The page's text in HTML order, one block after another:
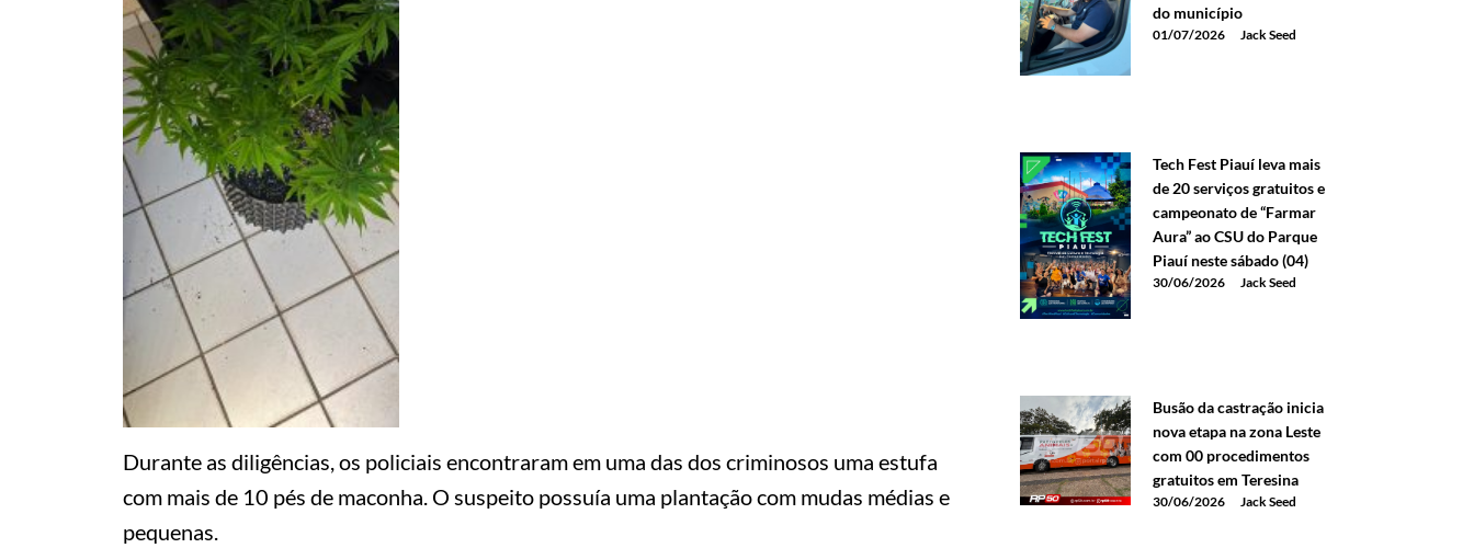
Durante as diligências, os policiais encontraram em uma das dos criminosos uma estufa
com mais de 10 pés de maconha. O suspeito possuía uma plantação com mudas médias e
pequenas.
do município
01/07/2026 Jack Seed
Tech Fest Piauí leva mais
de 20 serviços gratuitos e
campeonato de “Farmar
Aura” ao CSU do Parque
Piauí neste sábado (04)
30/06/2026 Jack Seed
Busão da castração inicia
nova etapa na zona Leste
com 00 procedimentos
gratuitos em Teresina
30/06/2026 Jack Seed